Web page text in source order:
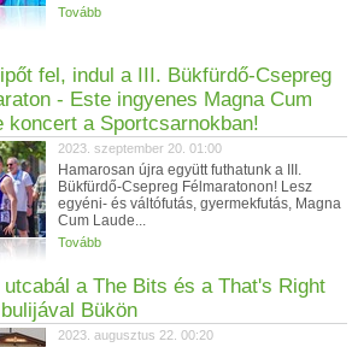
Tovább
fel, indul a III. Bükfürdő-Csepreg
- Este ingyenes Magna Cum
koncert a Sportcsarnokban!
2023. szeptember 20. 01:00
Hamarosan újra együtt futhatunk a III.
Bükfürdő-Csepreg Félmaratonon! Lesz
egyéni- és váltófutás, gyermekfutás, Magna
Cum Laude...
Tovább
utcabál a The Bits és a That's Right
Bükön
2023. augusztus 22. 00:20